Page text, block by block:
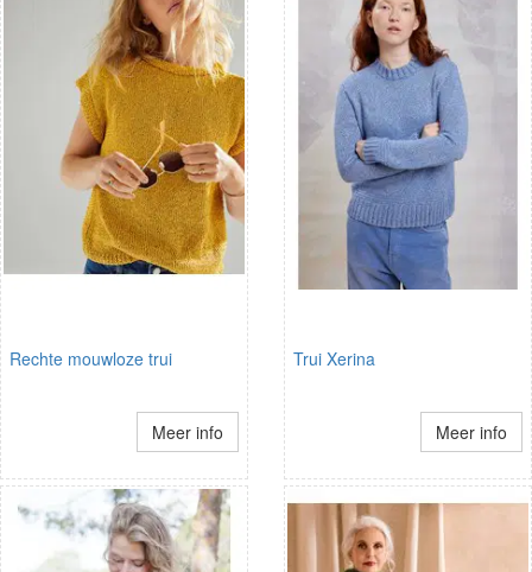
Rechte mouwloze trui
Meer info
Trui Xerina
Meer info